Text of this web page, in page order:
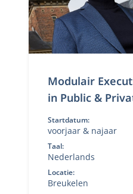
Modulair
in Public &
Startdatum:
voorjaar & najaar
Taal:
Nederlands
Locatie:
Breukelen